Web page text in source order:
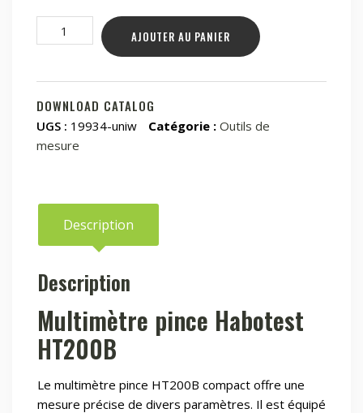
quantité
de
numérique
pince
Habotest
HT200B
AJOUTER AU PANIER
DOWNLOAD CATALOG
UGS : 19934-uniw Catégorie : Outils de
mesure
Description
Description
Multimètre pince Habotest
HT200B
Le multimètre pince HT200B compact offre une
mesure précise de divers paramètres. Il est équipé